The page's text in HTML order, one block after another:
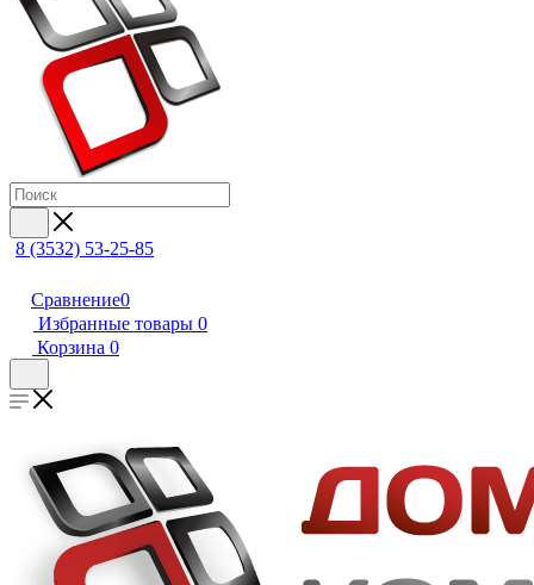
8 (3532) 53-25-85
Сравнение0
Избранные товары 0
Корзина 0